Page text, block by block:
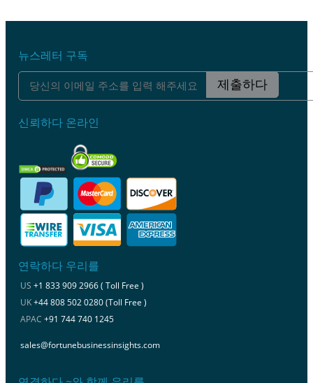
뉴스레터 구독
제출하다
신뢰하다 온라인
연락하다 우리를
US +1 833 909 2966 ( Toll Free )
UK+44 808 502 0280 (Toll Free )
APAC +91 744 740 1245
sales@fortunebusinessinsights.com